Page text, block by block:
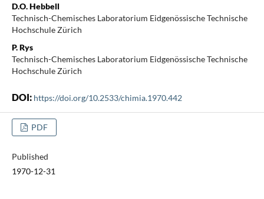
D.O. Hebbell
Technisch-Chemisches Laboratorium Eidgenössische Technische
Hochschule Zürich
P. Rys
Technisch-Chemisches Laboratorium Eidgenössische Technische
Hochschule Zürich
DOI: https://doi.org/10.2533/chimia.1970.442
PDF
Published
1970-12-31